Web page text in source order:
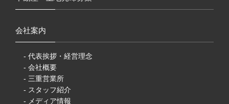
会社案内
- 代表挨拶・経営理念
- 会社概要
- 三重営業所
- スタッフ紹介
- メディア情報